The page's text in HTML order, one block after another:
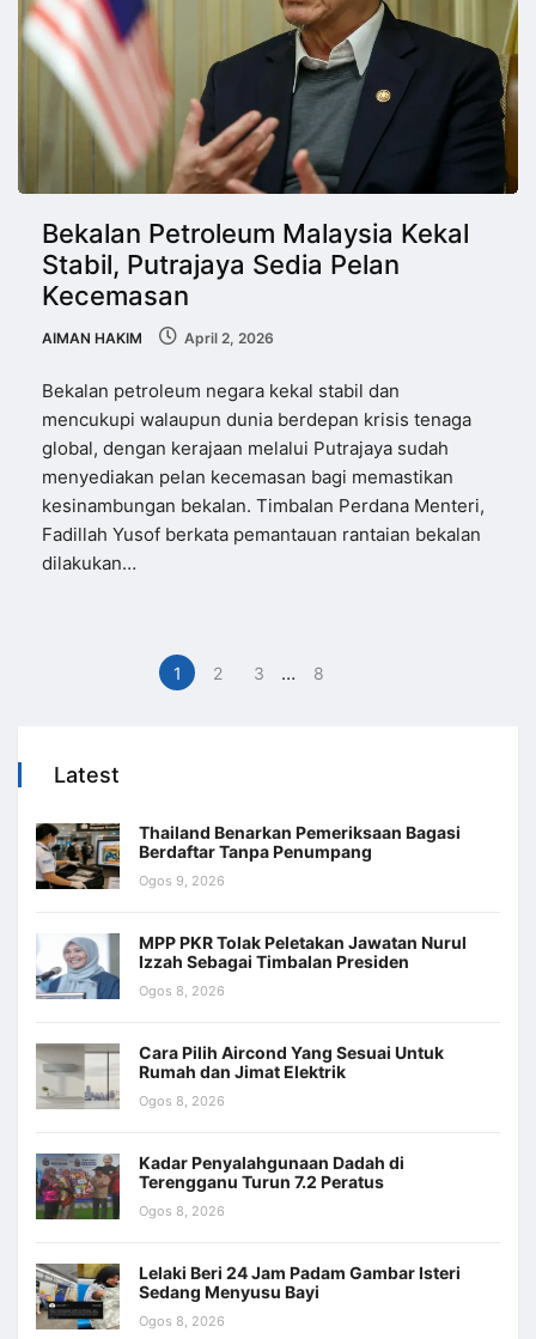
Bekalan Petroleum Malaysia Kekal
Stabil, Putrajaya Sedia Pelan
Kecemasan
AIMAN HAKIM April 2, 2026
Bekalan petroleum negara kekal stabil dan
mencukupi walaupun dunia berdepan krisis tenaga
global, dengan kerajaan melalui Putrajaya sudah
menyediakan pelan kecemasan bagi memastikan
kesinambungan bekalan. Timbalan Perdana Menteri,
Fadillah Yusof berkata pemantauan rantaian bekalan
dilakukan…
1 2 3 … 8
Latest
Thailand Benarkan Pemeriksaan Bagasi
Berdaftar Tanpa Penumpang
Ogos 9, 2026
MPP PKR Tolak Peletakan Jawatan Nurul
Izzah Sebagai Timbalan Presiden
Ogos 8, 2026
Cara Pilih Aircond Yang Sesuai Untuk
Rumah dan Jimat Elektrik
Ogos 8, 2026
Kadar Penyalahgunaan Dadah di
Terengganu Turun 7.2 Peratus
Ogos 8, 2026
Lelaki Beri 24 Jam Padam Gambar Isteri
Sedang Menyusu Bayi
Ogos 8, 2026